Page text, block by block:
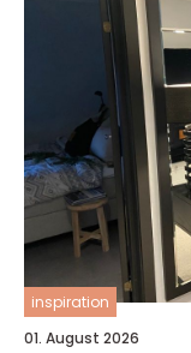
inspiration
01. August 2026